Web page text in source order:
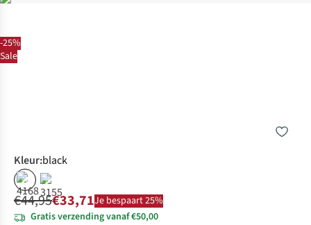
-25%
Sale
Kleur:black
% %
€44,95€33,71Je bespaart 25%
Gratis verzending vanaf €50,00